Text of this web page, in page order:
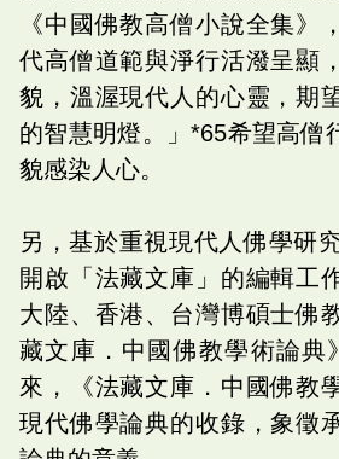
《中國佛教高僧小說全集》
代高僧道範與淨行活潑呈顯
貌，溫渥現代人的心靈，期
的智慧明燈。」*65希望高僧
貌感染人心。
另，基於重視現代人佛學研
開啟「法藏文庫」的編輯工
大陸、香港、台灣博碩士佛
藏文庫．中國佛教學術論典
來，《法藏文庫．中國佛教
現代佛學論典的收錄，象徵